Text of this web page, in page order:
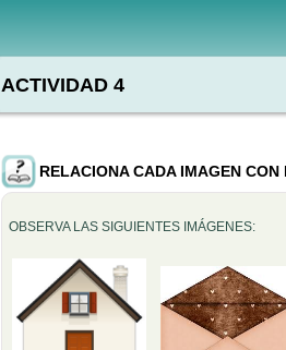
ACTIVIDAD 4
RELACIONA CADA IMAGEN
OBSERVA LAS SIGUIENTES IMÁGENES: